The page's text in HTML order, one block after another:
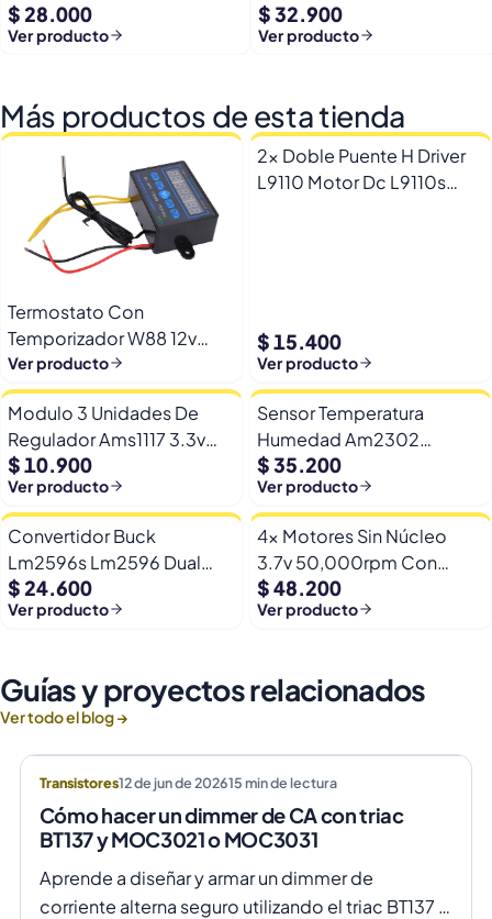
+ Pines
$ 28.000
Ver producto
16mb + Rgb
$ 32.900
Ver producto
Más productos de esta tienda
Termostato Con
Temporizador W88 12v
Automatico Frio Calor
Ver producto
2x Doble Puente H Driver
L9110 Motor Dc L9110s
$ 15.400
Ver producto
Modulo 3 Unidades De
Regulador Ams1117 3.3v
Yp-8 Con Pines
$ 10.900
Ver producto
Sensor Temperatura
Humedad Am2302
Dht22/am2302 Digital
Esp32
$ 35.200
Ver producto
Convertidor Buck
Lm2596s Lm2596 Dual
Usb 9-36v A 5v Dc Jack
$ 24.600
Ver producto
4x Motores Sin Núcleo
3.7v 50,000rpm Con
Helices Micro Fpv
$ 48.200
Ver producto
Guías y proyectos relacionados
Ver todo el blog →
Transistores12 de jun de 202615min de lectura
Cómo hacer un dimmer de CA con triac
BT137 y MOC3021 o MOC3031
Aprende a diseñar y armar un dimmer de
corriente alterna seguro utilizando el triac BT137 y